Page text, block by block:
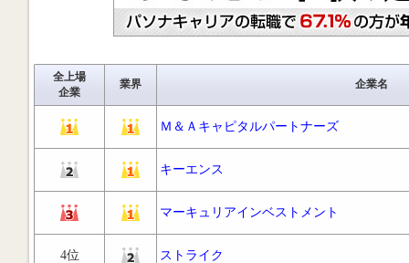
全上場
企業
業界 企業名
Ｍ＆Ａキャピタルパートナーズ
キーエンス
マーキュリアインベストメント
4位 ストライク